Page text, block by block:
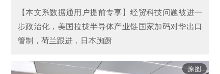
【本文系数据通用户提前专享】经贸科技问题被进一
步政治化，美国拉拢半导体产业链国家加码对华出口
管制，荷兰跟进，日本踟蹰
原图